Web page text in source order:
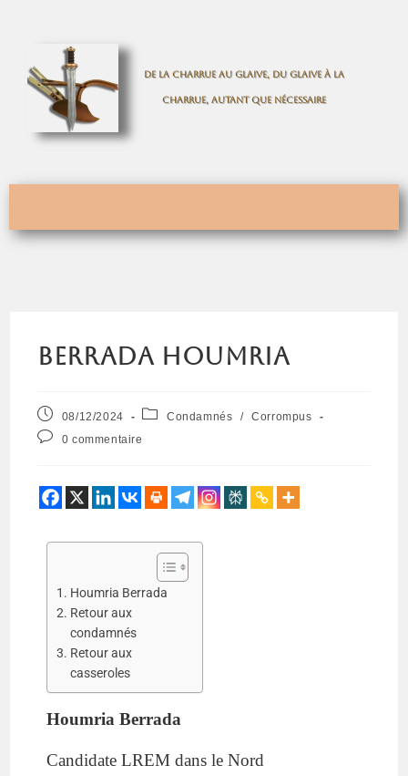
De la charrue au glaive, du glaive à la
charrue, autant que nécessaire
Berrada Houmria
08/12/2024 Condamnés /
Corrompus
0 commentaire
Houmria Berrada
Retour aux
condamnés
Retour aux
casseroles
Houmria Berrada
Candidate LREMdans le Nord